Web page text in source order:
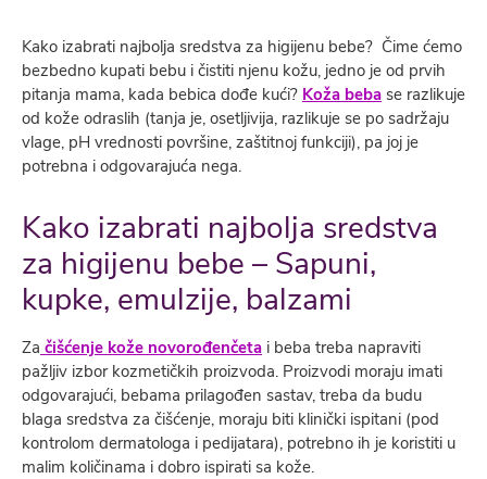
Kako izabrati najbolja sredstva za higijenu bebe? Čime ćemo
bezbedno kupati bebu i čistiti njenu kožu, jedno je od prvih
pitanja mama, kada bebica dođe kući? Koža beba se razlikuje
od kože odraslih (tanja je, osetljivija, razlikuje se po sadržaju
vlage, pH vrednosti površine, zaštitnoj funkciji), pa joj je
potrebna i odgovarajuća nega.
Kako izabrati najbolja sredstva
za higijenu bebe – Sapuni,
kupke, emulzije, balzami
Za čišćenje kože novorođenčeta i beba treba napraviti
pažljiv izbor kozmetičkih proizvoda. Proizvodi moraju imati
odgovarajući, bebama prilagođen sastav, treba da budu
blaga sredstva za čišćenje, moraju biti klinički ispitani (pod
kontrolom dermatologa i pedijatara), potrebno ih je koristiti u
malim količinama i dobro ispirati sa kože.